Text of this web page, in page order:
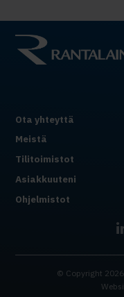
Ota yhteyttä
Meistä
Tilitoimistot
Asiakkuuteni
Ohjelmistot
© Copyright 2026